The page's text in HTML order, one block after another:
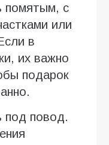
помятым, с
или
в
их важно
подарок
под повод.